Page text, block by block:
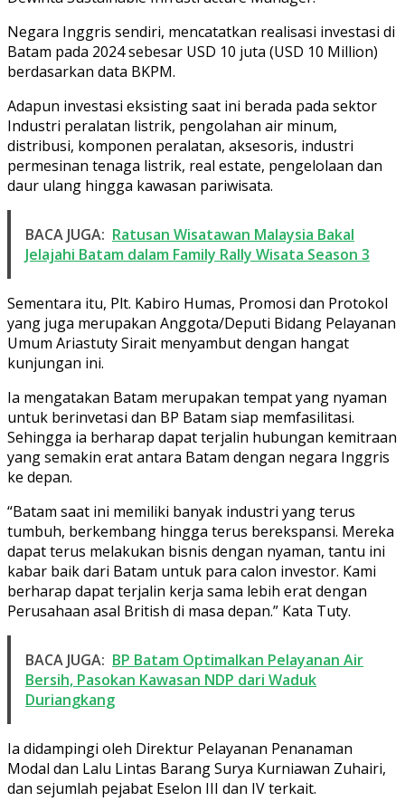
Negara Inggris sendiri, mencatatkan realisasi investasi di
Batam pada 2024 sebesar USD 10 juta (USD 10 Million)
berdasarkan data BKPM.
Adapun investasi eksisting saat ini berada pada sektor
Industri peralatan listrik, pengolahan air minum,
distribusi, komponen peralatan, aksesoris, industri
permesinan tenaga listrik, real estate, pengelolaan dan
daur ulang hingga kawasan pariwisata.
BACA JUGA: Ratusan Wisatawan Malaysia Bakal
Jelajahi Batam dalam Family Rally Wisata Season 3
Sementara itu, Plt. Kabiro Humas, Promosi dan Protokol
yang juga merupakan Anggota/Deputi Bidang Pelayanan
Umum Ariastuty Sirait menyambut dengan hangat
kunjungan ini.
Ia mengatakan Batam merupakan tempat yang nyaman
untuk berinvetasi dan BP Batam siap memfasilitasi.
Sehingga ia berharap dapat terjalin hubungan kemitraan
yang semakin erat antara Batam dengan negara Inggris
ke depan.
“Batam saat ini memiliki banyak industri yang terus
tumbuh, berkembang hingga terus berekspansi. Mereka
dapat terus melakukan bisnis dengan nyaman, tantu ini
kabar baik dari Batam untuk para calon investor. Kami
berharap dapat terjalin kerja sama lebih erat dengan
Perusahaan asal British di masa depan.” Kata Tuty.
BACA JUGA: BP Batam Optimalkan Pelayanan Air
Bersih, Pasokan Kawasan NDP dari Waduk
Duriangkang
Ia didampingi oleh Direktur Pelayanan Penanaman
Modal dan Lalu Lintas Barang Surya Kurniawan Zuhairi,
dan sejumlah pejabat Eselon III dan IV terkait.